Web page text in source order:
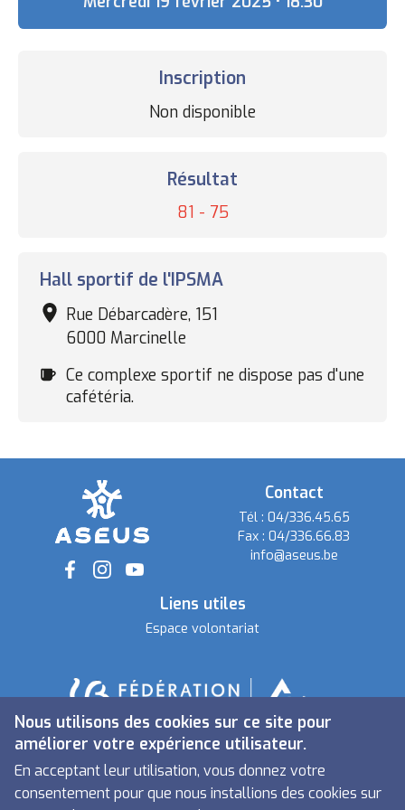
Complexe
sportif
Hall sportif de l'IPSMA
Rue Débarcadère, 151
6000 Marcinelle
Cafétéria
Ce complexe sportif ne dispose pas d'une
cafétéria.
Inscription
Non disponible
Résultat
81 - 75
Social
Contact
Tél : 04/336.45.65
Fax :04/336.66.83
info@aseus.be
Liens utiles
Espace volontariat
Nous utilisons des cookies sur ce site pour
améliorer votre expérience utilisateur.
En acceptant leur utilisation, vous donnez votre
consentement pour que nous installions des cookies sur